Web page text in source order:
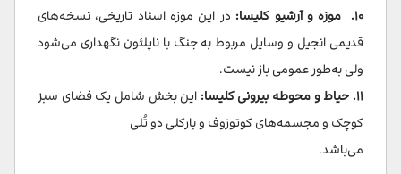
۱۰. موزه و آرشیو کلیسا:
در این موزه اسناد تاریخی، نسخه‌های
قدیمی انجیل و وسایل مربوط به جنگ با ناپلئون نگهداری می‌شود
ولی به‌طور عمومی باز نیست.
۱۱. حیاط و محوطه بیرونی کلیسا:
این بخش شامل یک فضای سبز
کوچک و مجسمه‌های کوتوزوف و بارکلی دو تُلی
می‌باشد.